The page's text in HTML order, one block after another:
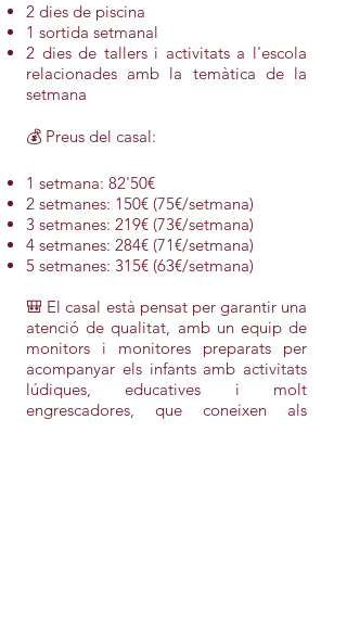
2 dies de piscina
1 sortida setmanal
2 dies de tallers i activitats a l'escola
relacionades amb la temàtica de la
setmana
💰 Preus del casal:
1 setmana: 82'50€
2 setmanes: 150€ (75€/setmana)
3 setmanes: 219€ (73€/setmana)
4 setmanes: 284€ (71€/setmana)
5 setmanes: 315€ (63€/setmana)
🎒 El casal està pensat per garantir una
atenció de qualitat, amb un equip de
monitors i monitores preparats per
acompanyar els infants amb activitats
lúdiques, educatives i molt
engrescadores, que coneixen als